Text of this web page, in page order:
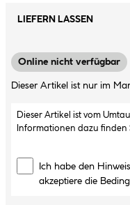
LIEFERN LASSEN
Online nicht verfügbar
Dieser Artikel ist nur im
Dieser Artikel ist vom
Informationen dazu finden
Ich habe den
akzeptiere die